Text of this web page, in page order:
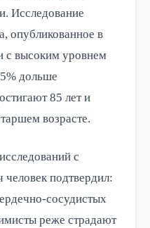
Исследование
опубликованное в
с высоким уровнем
дольше
85 лет и
возрасте.
с
человек подтвердил:
сосудистых
реже страдают